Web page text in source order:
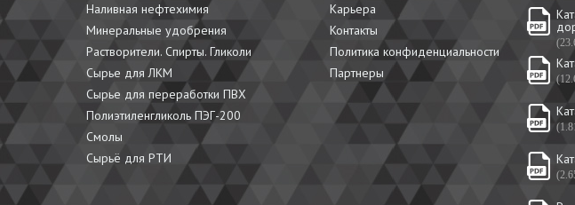
Наливная нефтехимия
Минеральные удобрения
Растворители. Спирты. Гликоли
Сырье для ЛКМ
Сырье для переработки ПВХ
Полиэтиленгликоль ПЭГ-200
Смолы
Сырьё для РТИ
Карьера
Контакты
Политика конфиденциальности
Партнеры